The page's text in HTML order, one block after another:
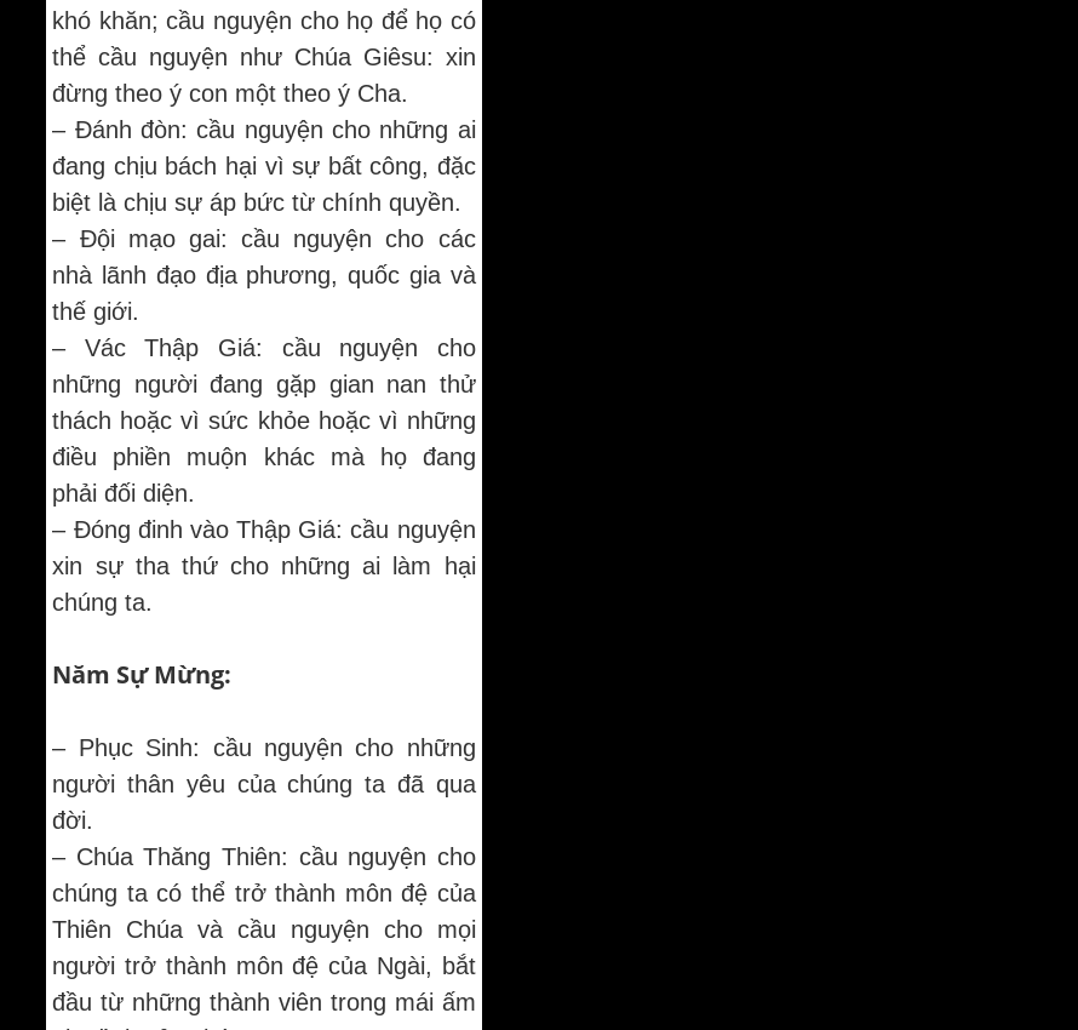
khó khăn; cầu nguyện cho họ để họ có
thể cầu nguyện như Chúa Giêsu: xin
đừng theo ý con một theo ý Cha.
– Đánh đòn: cầu nguyện cho những ai
đang chịu bách hại vì sự bất công, đặc
biệt là chịu sự áp bức từ chính quyền.
– Đội mạo gai: cầu nguyện cho các
nhà lãnh đạo địa phương, quốc gia và
thế giới.
– Vác Thập Giá: cầu nguyện cho
những người đang gặp gian nan thử
thách hoặc vì sức khỏe hoặc vì những
điều phiền muộn khác mà họ đang
phải đối diện.
– Đóng đinh vào Thập Giá: cầu nguyện
xin sự tha thứ cho những ai làm hại
chúng ta.
Năm Sự Mừng:
– Phục Sinh: cầu nguyện cho những
người thân yêu của chúng ta đã qua
đời.
– Chúa Thăng Thiên: cầu nguyện cho
chúng ta có thể trở thành môn đệ của
Thiên Chúa và cầu nguyện cho mọi
người trở thành môn đệ của Ngài, bắt
đầu từ những thành viên trong mái ấm